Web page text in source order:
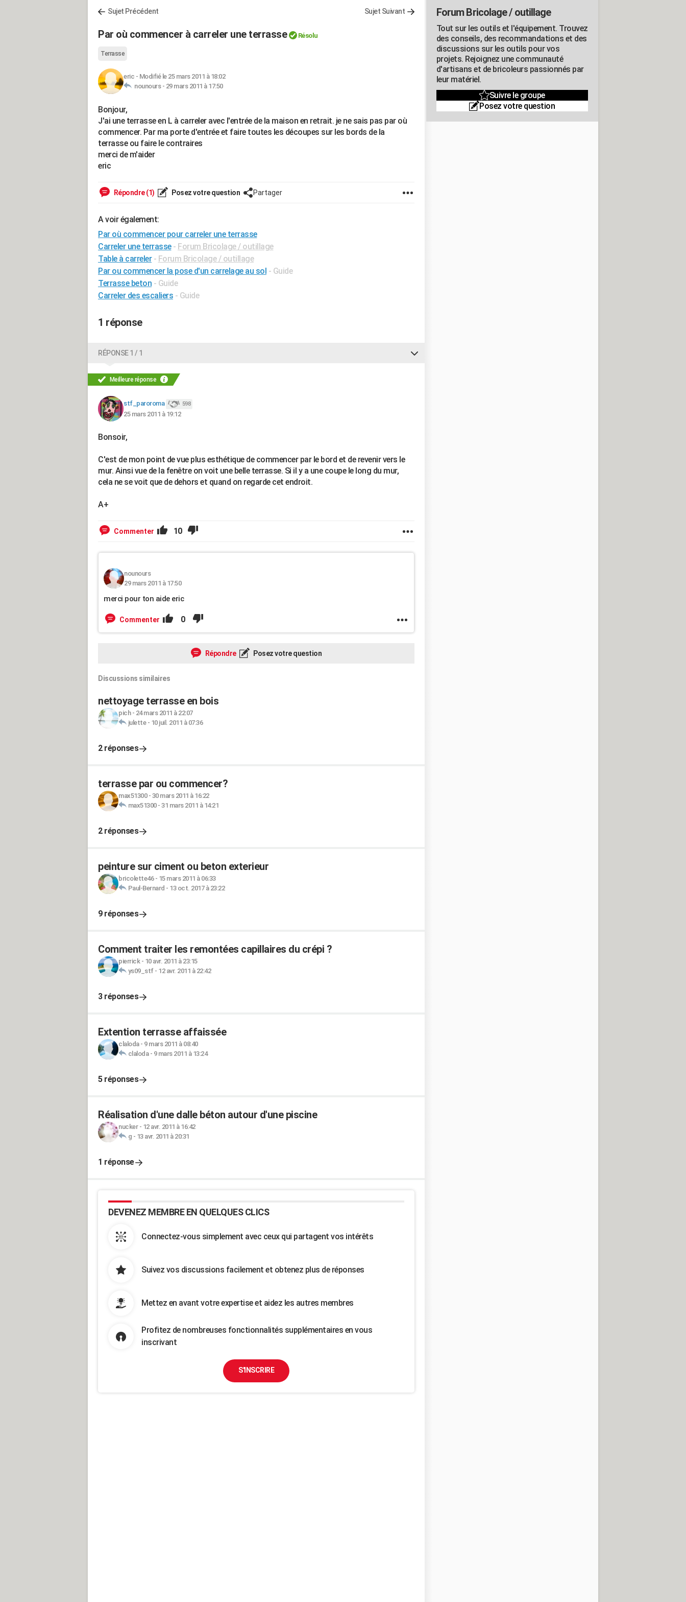
Sujet Précédent Sujet Suivant
Par où commencer à carreler une terrasse Résolu
Terrasse
eric - Modifié le 25 mars 2011 à 18:02
nounours - 29 mars 2011 à 17:50
Bonjour,
J'ai une terrasse en L à carreler avec l'entrée de la maison en retrait. je ne sais pas par où
commencer. Par ma porte d'entrée et faire toutes les découpes sur les bords de la
terrasse ou faire le contraires
merci de m'aider
eric
Répondre (1) Posez votre question Partager
A voir également:
Par où commencer pour carreler une terrasse
Carreler une terrasse - Forum Bricolage / outillage
Table à carreler - Forum Bricolage / outillage
Par ou commencer la pose d'un carrelage au sol - Guide
Terrasse beton - Guide
Carreler des escaliers - Guide
1 réponse
RÉPONSE 1 / 1
Meilleure réponse
stf_paroroma 598
25 mars 2011 à 19:12
Bonsoir,
C'est de mon point de vue plus esthétique de commencer par le bord et de revenir vers le
mur. Ainsi vue de la fenêtre on voit une belle terrasse. Si il y a une coupe le long du mur,
cela ne se voit que de dehors et quand on regarde cet endroit.
A+
Commenter 10
nounours
29 mars 2011 à 17:50
merci pour ton aide eric
Commenter 0
Répondre Posez votre question
Discussions similaires
nettoyage terrasse en bois
pich- 24 mars 2011 à 22:07
julette- 10 juil. 2011 à 07:36
2 réponses
terrasse par ou commencer?
max51300- 30 mars 2011 à 16:22
max51300- 31 mars 2011 à 14:21
2 réponses
peinture sur ciment ou beton exterieur
bricolette46- 15 mars 2011 à 06:33
Paul-Bernard - 13 oct. 2017 à 23:22
9 réponses
Comment traiter les remontées capillaires du crépi ?
pierrick- 10 avr. 2011 à 23:15
ys09_stf- 12 avr. 2011 à 22:42
3 réponses
Extention terrasse affaissée
claloda- 9 mars 2011 à 08:40
claloda- 9 mars 2011 à 13:24
5 réponses
Réalisation d'une dalle béton autour d'une piscine
nucker- 12 avr. 2011 à 16:42
g - 13 avr. 2011 à 20:31
1 réponse
DEVENEZ MEMBRE EN QUELQUES CLICS
Connectez-vous simplement avec ceux qui partagent vos intérêts
Suivez vos discussions facilement et obtenez plus de réponses
Mettez en avant votre expertise et aidez les autres membres
Profitez de nombreuses fonctionnalités supplémentaires en vous
inscrivant
S'INSCRIRE
Forum Bricolage / outillage
Tout sur les outils et l'équipement. Trouvez
des conseils, des recommandations et des
discussions sur les outils pour vos
projets. Rejoignez une communauté
d'artisans et de bricoleurs passionnés par
leur matériel.
Suivre le groupe
Posez votre question